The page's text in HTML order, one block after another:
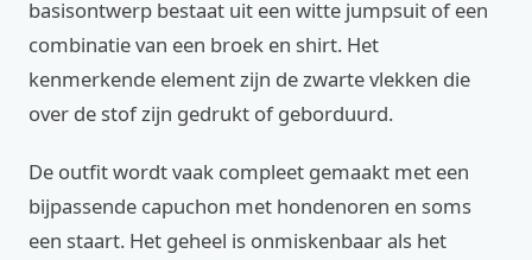
basisontwerp bestaat uit een witte jumpsuit of een
combinatie van een broek en shirt. Het
kenmerkende element zijn de zwarte vlekken die
over de stof zijn gedrukt of geborduurd.
De outfit wordt vaak compleet gemaakt met een
bijpassende capuchon met hondenoren en soms
een staart. Het geheel is onmiskenbaar als het